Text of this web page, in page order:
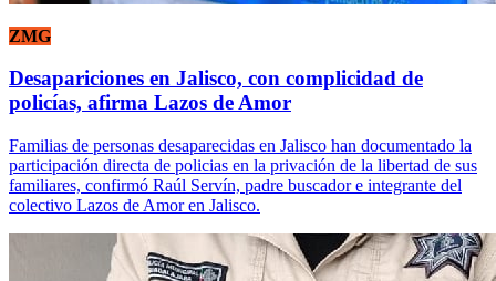
ZMG
Desapariciones en Jalisco, con complicidad de
policías, afirma Lazos de Amor
Familias de personas desaparecidas en Jalisco han documentado la
participación directa de policias en la privación de la libertad de sus
familiares, confirmó Raúl Servín, padre buscador e integrante del
colectivo Lazos de Amor en Jalisco.